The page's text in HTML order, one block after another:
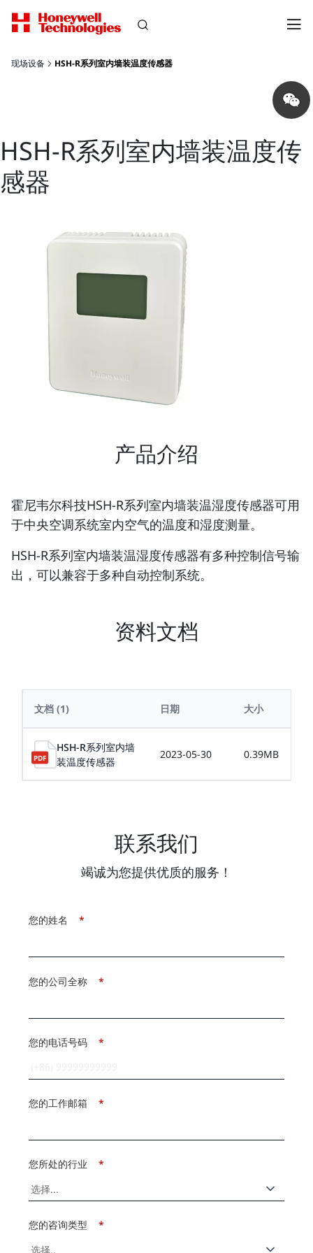
现场设备 HSH-R系列室内墙装温度传感器
Share
on
wechat
HSH-R系列室内墙装温度传
感器
产品介绍
霍尼韦尔科技HSH-R系列室内墙装温湿度传感器可用
于中央空调系统室内空气的温度和湿度测量。
HSH-R系列室内墙装温湿度传感器有多种控制信号输
出，可以兼容于多种自动控制系统。
资料文档
文档 (1) 日期 大小
HSH-R系列室内墙
装温度传感器
2023-05-30 0.39MB
联系我们
竭诚为您提供优质的服务！
*
您的姓名
*
您的公司全称
*
您的电话号码
*
您的工作邮箱
*
您所处的行业
*
您的咨询类型